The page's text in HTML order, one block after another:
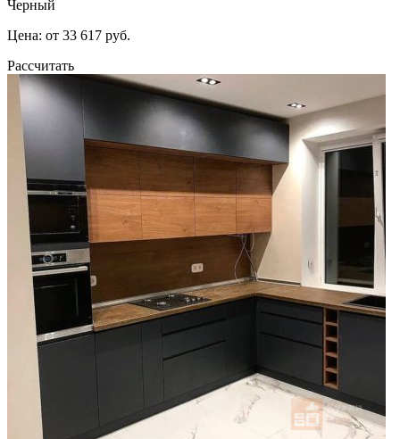
Черный
Цена: от 33 617 руб.
Рассчитать